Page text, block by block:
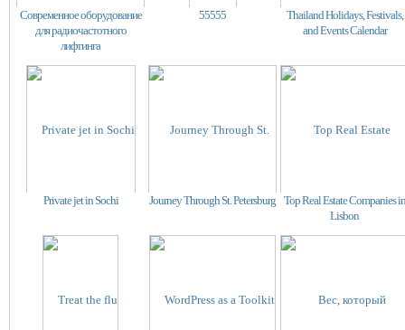
Современное оборудование
для радиочастотного
лифтинга
55555
Thailand Holidays, Festivals,
and Events Calendar
Private jet in Sochi Journey Through St. Petersburg Top Real Estate Companies in
Lisbon